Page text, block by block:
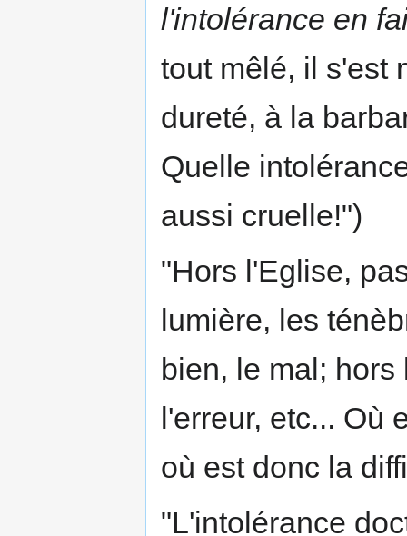
l'intolérance en
tout mêlé, il s'est
dureté, à la
Quelle
aussi cruelle!")
"Hors l'Eglise,
lumière, les
bien, le mal;
l'erreur, etc... Où
où est donc la
"L'intolérance